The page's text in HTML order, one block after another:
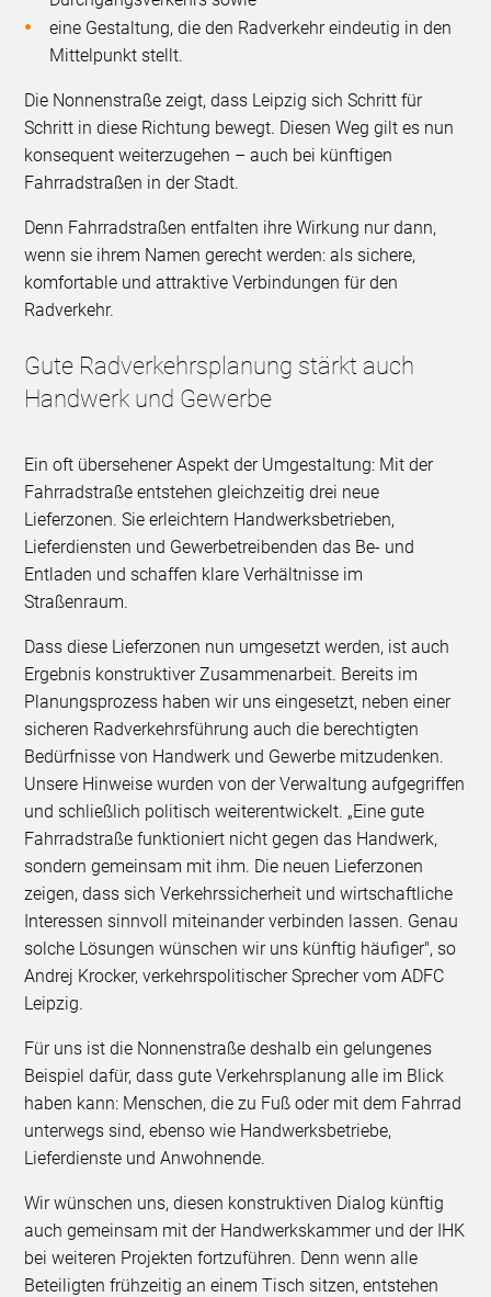
eine Gestaltung, die den Radverkehr eindeutig in den
Mittelpunkt stellt.
Die Nonnenstraße zeigt, dass Leipzig sich Schritt für
Schritt in diese Richtung bewegt. Diesen Weg gilt es nun
konsequent weiterzugehen – auch bei künftigen
Fahrradstraßen in der Stadt.
Denn Fahrradstraßen entfalten ihre Wirkung nur dann,
wenn sie ihrem Namen gerecht werden: als sichere,
komfortable und attraktive Verbindungen für den
Radverkehr.
Gute Radverkehrsplanung stärkt auch
Handwerk und Gewerbe
Ein oft übersehener Aspekt der Umgestaltung: Mit der
Fahrradstraße entstehen gleichzeitig drei neue
Lieferzonen. Sie erleichtern Handwerksbetrieben,
Lieferdiensten und Gewerbetreibenden das Be- und
Entladen und schaffen klare Verhältnisse im
Straßenraum.
Dass diese Lieferzonen nun umgesetzt werden, ist auch
Ergebnis konstruktiver Zusammenarbeit. Bereits im
Planungsprozess haben wir uns eingesetzt, neben einer
sicheren Radverkehrsführung auch die berechtigten
Bedürfnisse von Handwerk und Gewerbe mitzudenken.
Unsere Hinweise wurden von der Verwaltung aufgegriffen
und schließlich politisch weiterentwickelt. „Eine gute
Fahrradstraße funktioniert nicht gegen das Handwerk,
sondern gemeinsam mit ihm. Die neuen Lieferzonen
zeigen, dass sich Verkehrssicherheit und wirtschaftliche
Interessen sinnvoll miteinander verbinden lassen. Genau
solche Lösungen wünschen wir uns künftig häufiger", so
Andrej Krocker, verkehrspolitischer Sprecher vom ADFC
Leipzig.
Für uns ist die Nonnenstraße deshalb ein gelungenes
Beispiel dafür, dass gute Verkehrsplanung alle im Blick
haben kann: Menschen, die zu Fuß oder mit dem Fahrrad
unterwegs sind, ebenso wie Handwerksbetriebe,
Lieferdienste und Anwohnende.
Wir wünschen uns, diesen konstruktiven Dialog künftig
auch gemeinsam mit der Handwerkskammer und der IHK
bei weiteren Projekten fortzuführen. Denn wenn alle
Beteiligten frühzeitig an einem Tisch sitzen, entstehen